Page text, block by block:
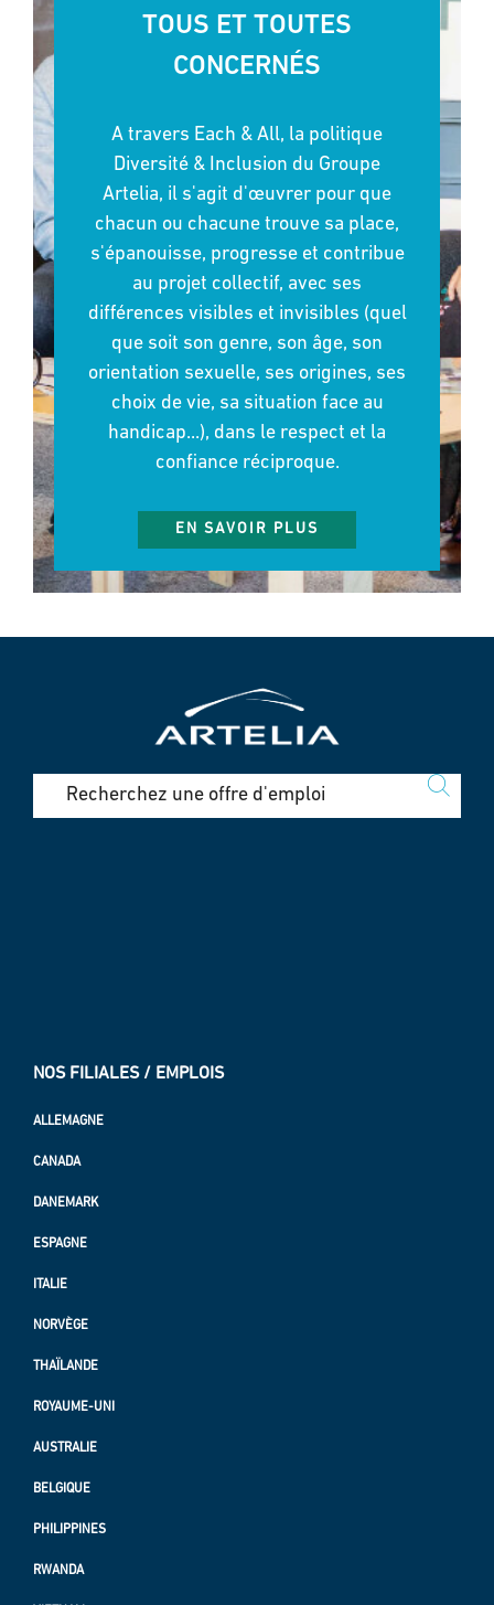
TOUS ET TOUTES
CONCERNÉS
A travers Each & All, la politique
Diversité & Inclusion du Groupe
Artelia, il s'agit d'œuvrer pour que
chacun ou chacune trouve sa place,
s'épanouisse, progresse et contribue
au projet collectif, avec ses
différences visibles et invisibles (quel
que soit son genre, son âge, son
orientation sexuelle, ses origines, ses
choix de vie, sa situation face au
handicap...), dans le respect et la
confiance réciproque.
EN SAVOIR PLUS
NOS FILIALES / EMPLOIS
ALLEMAGNE
CANADA
DANEMARK
ESPAGNE
ITALIE
NORVÈGE
THAÏLANDE
ROYAUME-UNI
AUSTRALIE
BELGIQUE
PHILIPPINES
RWANDA